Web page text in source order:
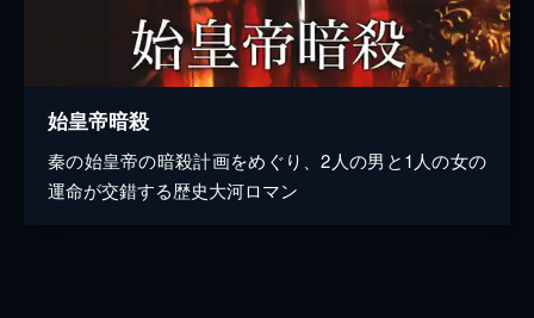
始皇帝暗殺
秦の始皇帝の暗殺計画をめぐり、2人の男と1人の女の
運命が交錯する歴史大河ロマン